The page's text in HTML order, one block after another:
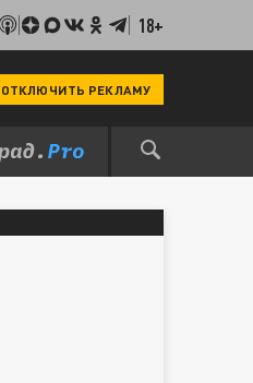
18+
ОТКЛЮЧИТЬ РЕКЛАМУ